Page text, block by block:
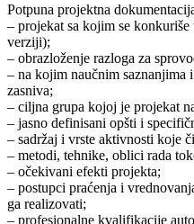
Potpuna projektna
– projekat sa kojim se
verziji);
– obrazloženje razloga za
– na kojim naučnim saznanjima
zasniva;
– ciljna grupa kojoj je projekat
– jasno definisani opšti i
– sadržaj i vrste aktivnosti koje
– metodi, tehnike, oblici rada
– očekivani efekti projekta;
– postupci praćenja i
ga realizovati;
– profesionalne kvalifikacije